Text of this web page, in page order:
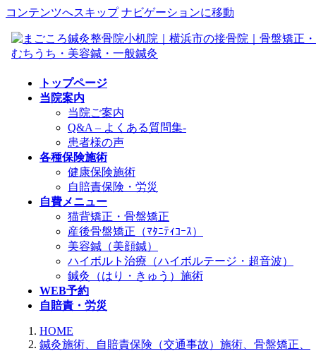
コンテンツへスキップ ナビゲーションに移動
トップページ
当院案内
当院ご案内
Q&A – よくある質問集-
患者様の声
各種保険施術
健康保険施術
自賠責保険・労災
自費メニュー
猫背矯正・骨盤矯正
産後骨盤矯正（ﾏﾀﾆﾃｨｺｰｽ）
美容鍼（美顔鍼）
ハイボルト治療（ハイボルテージ・超音波）
鍼灸（はり・きゅう）施術
WEB予約
自賠責・労災
HOME
鍼灸施術、自賠責保険（交通事故）施術、骨盤矯正、